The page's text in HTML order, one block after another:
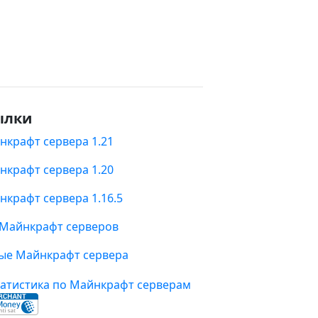
сервера 1.21
сервера 1.20
сервера 1.16.5
серверов
Майнкрафт сервера